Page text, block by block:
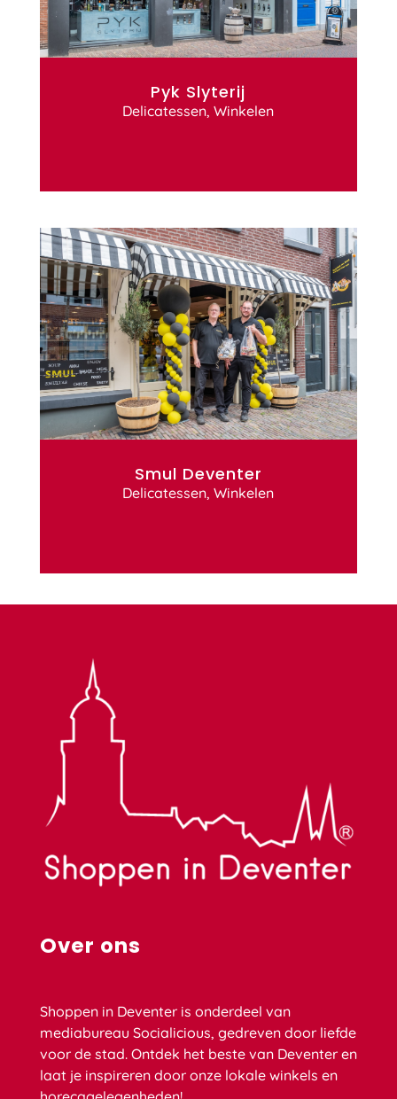
Pyk Slyterij
Delicatessen,Winkelen
Smul Deventer
Delicatessen,Winkelen
Over ons
Shoppen in Deventer is onderdeel van
mediabureau Socialicious, gedreven door liefde
voor de stad. Ontdek het beste van Deventer en
laat je inspireren door onze lokale winkels en